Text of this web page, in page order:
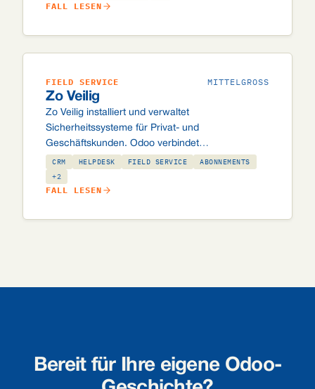
einer Spezialbranche ausmacht.
FALL LESEN
FIELD SERVICE MITTELGROSS
Zo Veilig
Zo Veilig installiert und verwaltet
Sicherheitssysteme für Privat- und
Geschäftskunden. Odoo verbindet
Einsatzplanung, Arbeitsaufträge,
Vertragsverwaltung und Rechnungsstellung,
einschließlich maßgeschneiderter Integrationen
sowie einer automatisierten
CRM HELPDESK FIELD SERVICE
ABONNEMENTS
+2
FALL LESEN
Bereit für Ihre eigene Odoo-